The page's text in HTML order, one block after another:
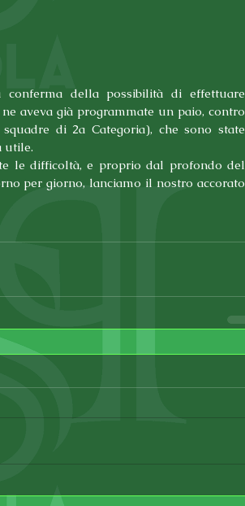
della possibilità di effettuare
aveva già programmate un paio, contro
di 2a Categoria), che sono state
utile.
le difficoltà, e proprio dal profondo del
per giorno, lanciamo il nostro accorato